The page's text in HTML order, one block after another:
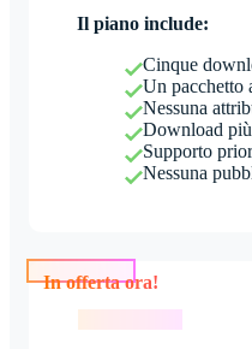
Il piano include:
Cinque
Un pacchetto
Nessuna
Download
Supporto
Nessuna